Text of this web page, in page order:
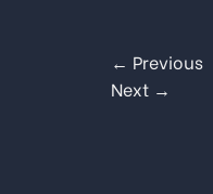
← Previous
Next →